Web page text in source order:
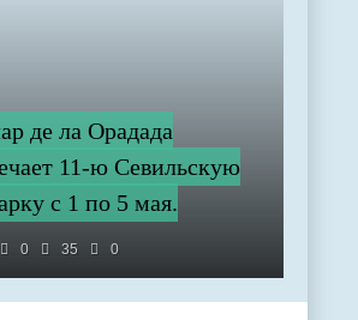
де ла Орадада
11-ю Севильскую
с 1 по 5 мая.
0 35 0